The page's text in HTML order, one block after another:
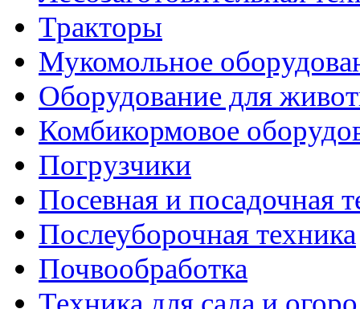
Тракторы
Мукомольное
Оборудование для
Комбикормовое
Погрузчики
Посевная и посадочная
Послеуборочная техника
Почвообработка